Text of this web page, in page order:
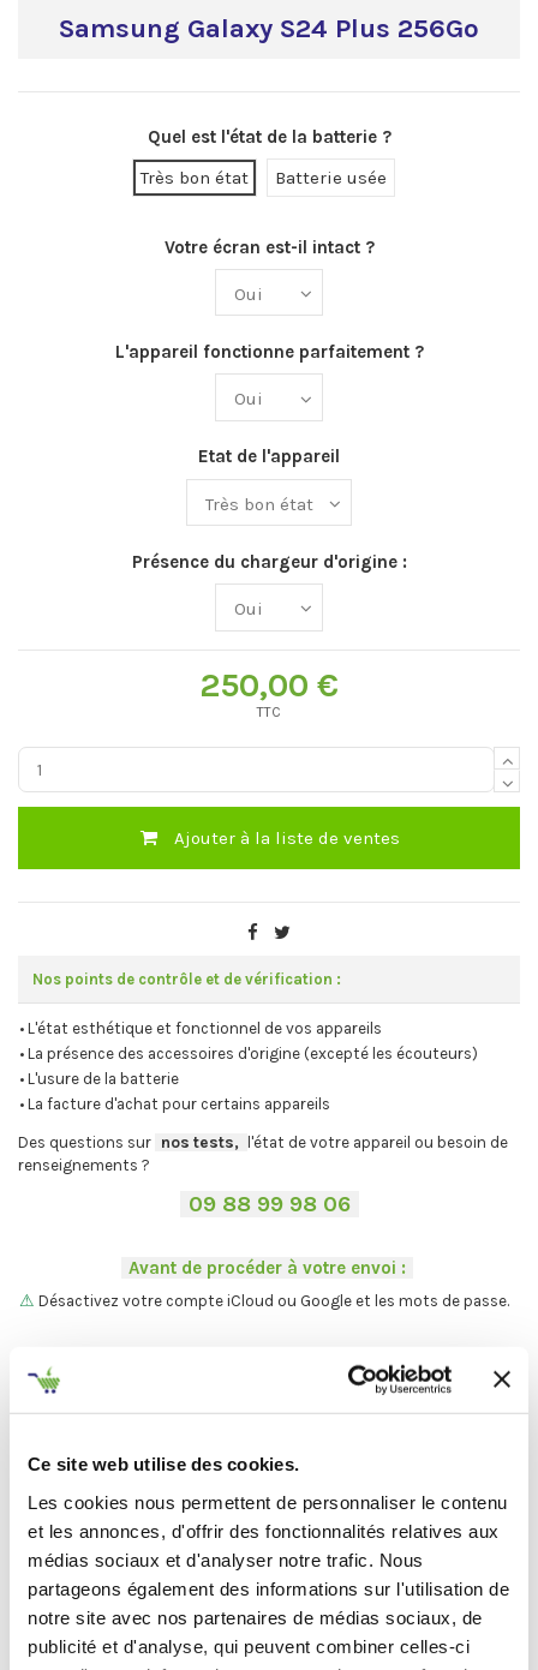
Ce site web utilise des cookies.
Les cookies nous permettent de personnaliser le contenu
et les annonces, d'offrir des fonctionnalités relatives aux
médias sociaux et d'analyser notre trafic. Nous
partageons également des informations sur l'utilisation de
notre site avec nos partenaires de médias sociaux, de
publicité et d'analyse, qui peuvent combiner celles-ci
Samsung Galaxy S24 Plus 256Go
Quel est l'état de la batterie ?
Très bon état
Batterie usée
Votre écran est-il intact ?
L'appareil fonctionne parfaitement ?
Etat de l'appareil
Présence du chargeur d'origine :
250,00 €
TTC
Ajouter à la liste de ventes
Nos points de contrôle et de vérification :
• L'état esthétique et fonctionnel de vos appareils
• La présence des accessoires d'origine (excepté les écouteurs)
• L'usure de la batterie
• La facture d'achat pour certains appareils
Des questions sur nos tests,
l'état de votre appareil ou besoin de
renseignements ?
09 88 99 98 06-
Avant de procéder à votre envoi :
⚠ Désactivez votre compte iCloud ou Google et les mots de passe.
On vous explique la procédure en
Et maintenant... ♫
Définir l'état de votre produit
-Avant de procéder à votre envoi :-